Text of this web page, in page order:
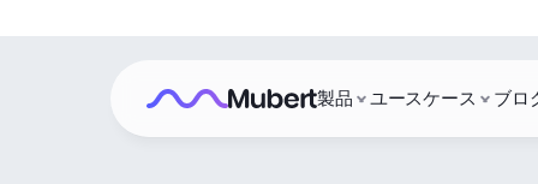
製品 ユースケース ブロ